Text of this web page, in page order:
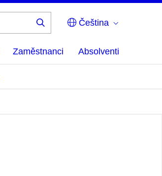
Čeština
Zaměstnanci Absolventi